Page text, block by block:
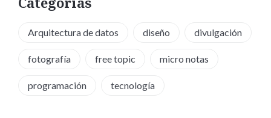
Arquitectura de datos diseño divulgación
fotografía free topic micro notas
programación tecnología